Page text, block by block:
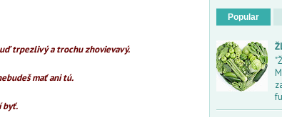
trpezlivý a trochu zhovievavý.
mať ani tú.
byť.
Popular